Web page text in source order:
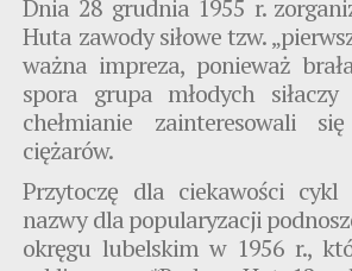
Dnia 28 grudnia 1955 r.
Huta zawody siłowe tzw.
ważna impreza, ponieważ
spora grupa młodych
chełmianie zainteresowali
ciężarów.
Przytoczę dla ciekawości
nazwy dla popularyzacji
okręgu lubelskim w 1956 r.,